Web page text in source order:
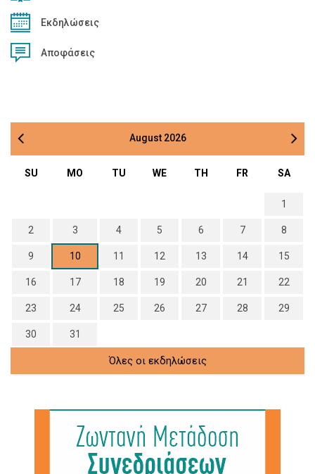
Εκδηλώσεις
Αποφάσεις
August 2026
SU MO TU WE TH FR SA
1
2 3 4 5 6 7 8
9 10 11 12 13 14 15
16 17 18 19 20 21 22
23 24 25 26 27 28 29
30 31
Όλες οι εκδηλώσεις